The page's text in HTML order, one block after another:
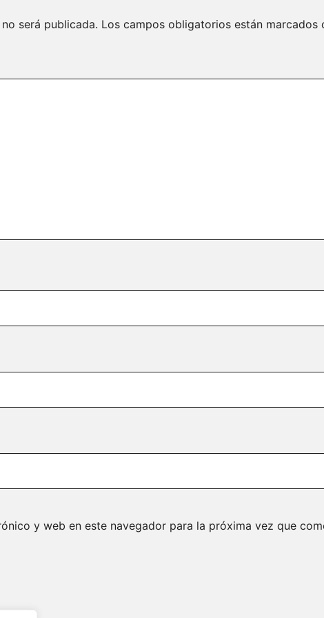
será publicada. Los campos obligatorios están marcados
y web en este navegador para la próxima vez que